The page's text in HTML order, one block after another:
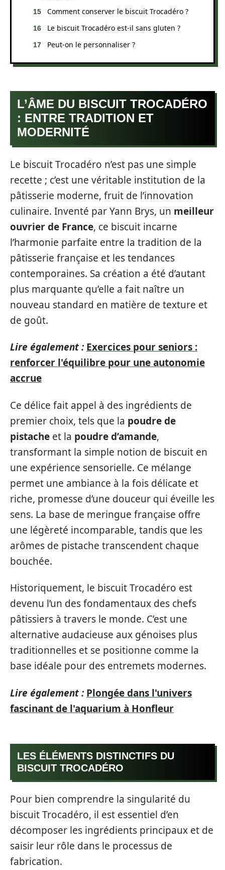
Comment conserver le biscuit Trocadéro ?
Le biscuit Trocadéro est-il sans gluten ?
Peut-on le personnaliser ?
L’ÂME DU BISCUIT TROCADÉRO
: ENTRE TRADITION ET
MODERNITÉ
Le biscuit Trocadéro n’est pas une simple
recette ; c’est une véritable institution de la
pâtisserie moderne, fruit de l’innovation
culinaire. Inventé par Yann Brys, un meilleur
ouvrier de France, ce biscuit incarne
l’harmonie parfaite entre la tradition de la
pâtisserie française et les tendances
contemporaines. Sa création a été d’autant
plus marquante qu’elle a fait naître un
nouveau standard en matière de texture et
de goût.
Lire également : Exercices pour seniors :
renforcer l'équilibre pour une autonomie
accrue
Ce délice fait appel à des ingrédients de
premier choix, tels que la poudre de
pistache et la poudre d’amande,
transformant la simple notion de biscuit en
une expérience sensorielle. Ce mélange
permet une ambiance à la fois délicate et
riche, promesse d’une douceur qui éveille les
sens. La base de meringue française offre
une légèreté incomparable, tandis que les
arômes de pistache transcendent chaque
bouchée.
Historiquement, le biscuit Trocadéro est
devenu l’un des fondamentaux des chefs
pâtissiers à travers le monde. C’est une
alternative audacieuse aux génoises plus
traditionnelles et se positionne comme la
base idéale pour des entremets modernes.
Lire également : Plongée dans l'univers
fascinant de l'aquarium à Honfleur
LES ÉLÉMENTS DISTINCTIFS DU
BISCUIT TROCADÉRO
Pour bien comprendre la singularité du
biscuit Trocadéro, il est essentiel d’en
décomposer les ingrédients principaux et de
saisir leur rôle dans le processus de
fabrication.